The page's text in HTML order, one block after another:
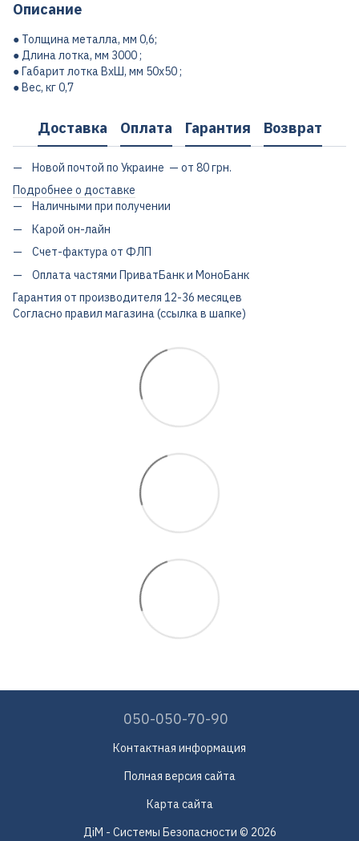
Описание
● Толщина металла, мм 0,6;
● Длина лотка, мм 3000 ;
● Габарит лотка ВхШ, мм 50х50 ;
● Вес, кг 0,7
Доставка Оплата Гарантия Возврат
Новой почтой по Украине — от 80 грн.
Подробнее о доставке
Наличными при получении
Карой он-лайн
Счет-фактура от ФЛП
Оплата частями ПриватБанк и МоноБанк
Гарантия от производителя 12-36 месяцев
Согласно правил магазина (ссылка в шапке)
050-050-70-90
Контактная информация
Полная версия сайта
Карта сайта
ДіМ - Системы Безопасности © 2026